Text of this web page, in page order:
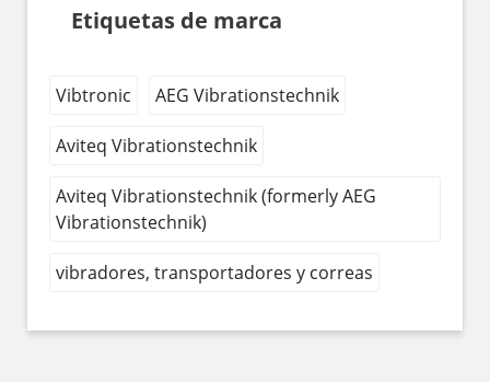
Etiquetas de marca
Vibtronic AEG Vibrationstechnik
Aviteq Vibrationstechnik
Aviteq Vibrationstechnik (formerly AEG
Vibrationstechnik)
vibradores, transportadores y correas